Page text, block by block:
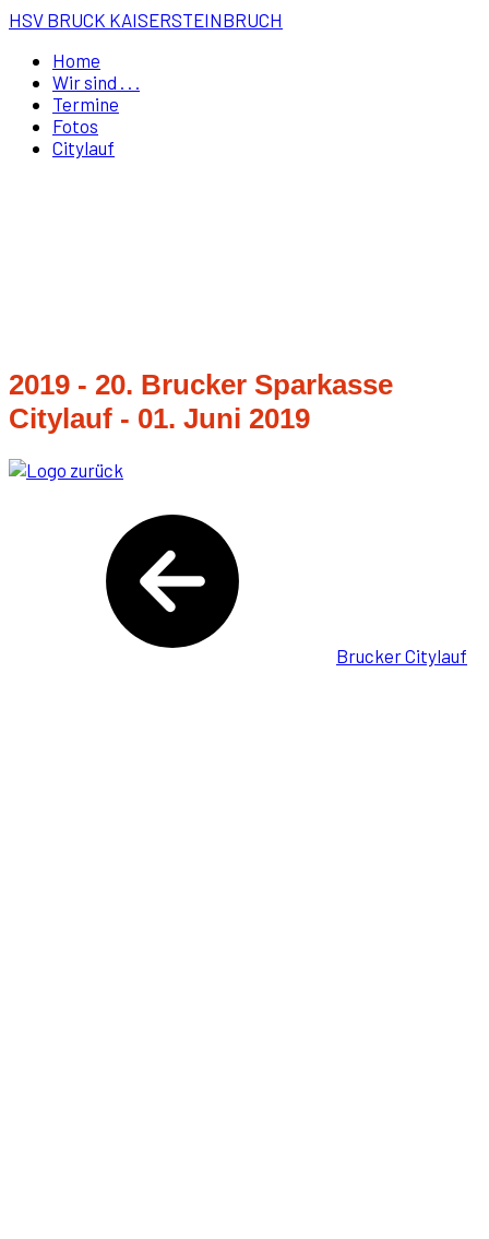
HSV BRUCK KAISERSTEINBRUCH
Home
Wir sind . . .
Termine
Fotos
Citylauf
2019 - 20. Brucker Sparkasse
Citylauf - 01. Juni 2019
Brucker Citylauf